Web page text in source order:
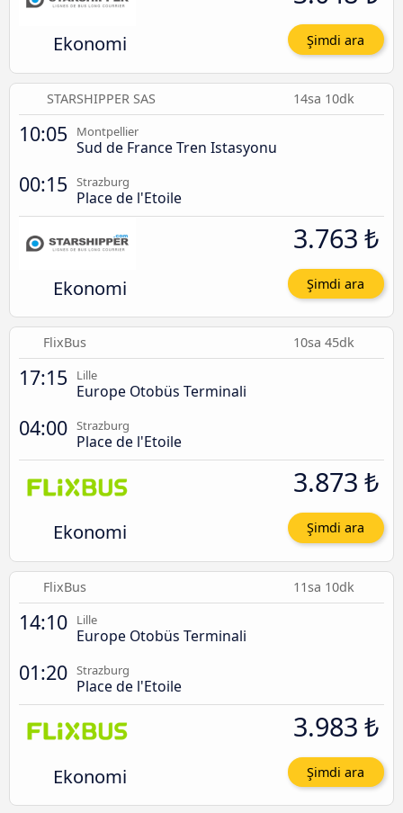
Ekonomi Şimdi ara
STARSHIPPER SAS 14sa 10dk
10:05 Montpellier
Sud de France Tren Istasyonu
00:15 Strazburg
Place de l'Etoile
Ekonomi
3.763 ₺
Şimdi ara
FlixBus 10sa 45dk
17:15 Lille
Europe Otobüs Terminali
04:00 Strazburg
Place de l'Etoile
Ekonomi
3.873 ₺
Şimdi ara
FlixBus 11sa 10dk
14:10 Lille
Europe Otobüs Terminali
01:20 Strazburg
Place de l'Etoile
Ekonomi
3.983 ₺
Şimdi ara